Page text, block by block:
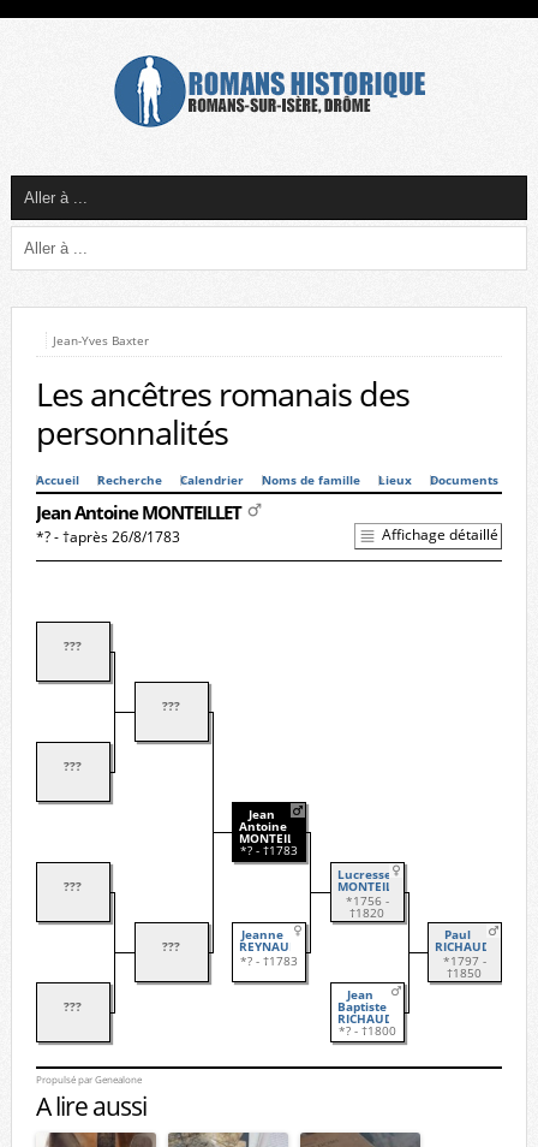
Jean-Yves Baxter
Les ancêtres romanais des
personnalités
Accueil Recherche Calendrier Noms de famille Lieux Documents
Jean Antoine MONTEILLET
*? - †après 26/8/1783 Affichage détaillé
???
???
???
???
???
???
Jean
Antoine
MONTEILLET
*? - †1783
Jeanne
REYNAUD
*? - †1783
Lucresse
MONTEILLET
*1756 -
†1820
Jean
Baptiste
RICHAUD
*? - †1800
Paul
RICHAUD
*1797 -
†1850
Propulsé par Genealone
A lire aussi